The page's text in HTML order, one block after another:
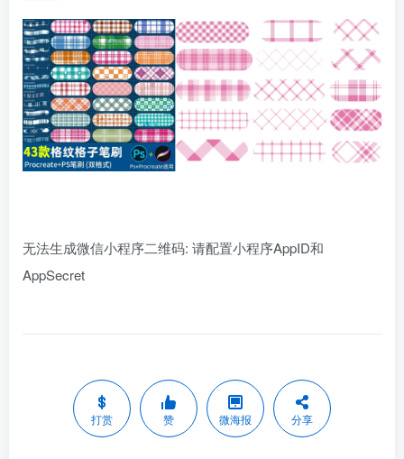
无法生成微信小程序二维码: 请配置小程序AppID和
AppSecret
打赏 赞 微海报 分享